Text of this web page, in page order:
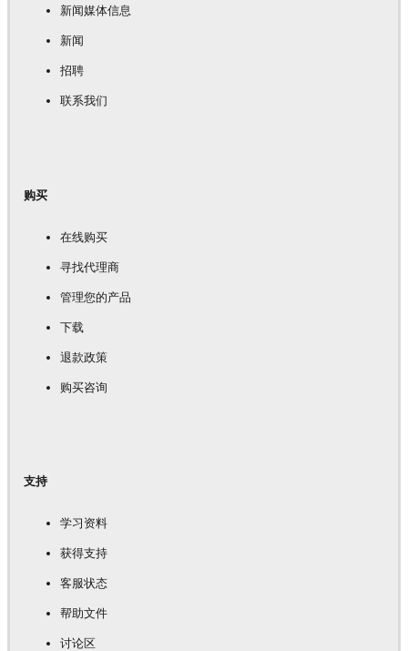
新闻媒体信息
新闻
招聘
联系我们
购买
在线购买
寻找代理商
管理您的产品
下载
退款政策
购买咨询
支持
学习资料
获得支持
客服状态
帮助文件
讨论区